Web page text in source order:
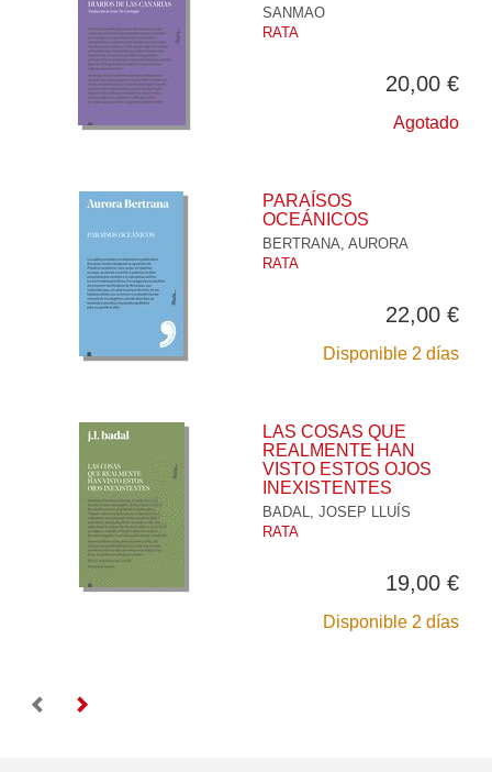
SANMAO
RATA
20,00 €
Agotado
PARAÍSOS
OCEÁNICOS
BERTRANA, AURORA
RATA
22,00 €
Disponible 2 días
LAS COSAS QUE
REALMENTE HAN
VISTO ESTOS OJOS
INEXISTENTES
BADAL, JOSEP LLUÍS
RATA
19,00 €
Disponible 2 días